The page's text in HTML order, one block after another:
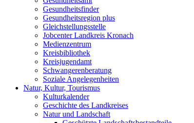
Gesundheitsfinder
Gesundheitsregion plus
Gleichstellungsstelle
Jobcenter Landkreis Kronach
Medienzentrum
Kreisbibliothek
Kreisjugendamt
Schwangerenberatung
Soziale Angelegenheiten
Natur, Kultur, Tourismus
Kulturkalender
Geschichte des Landkreises
Natur und Landschaft